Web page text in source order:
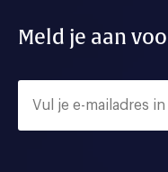
Meld je aan